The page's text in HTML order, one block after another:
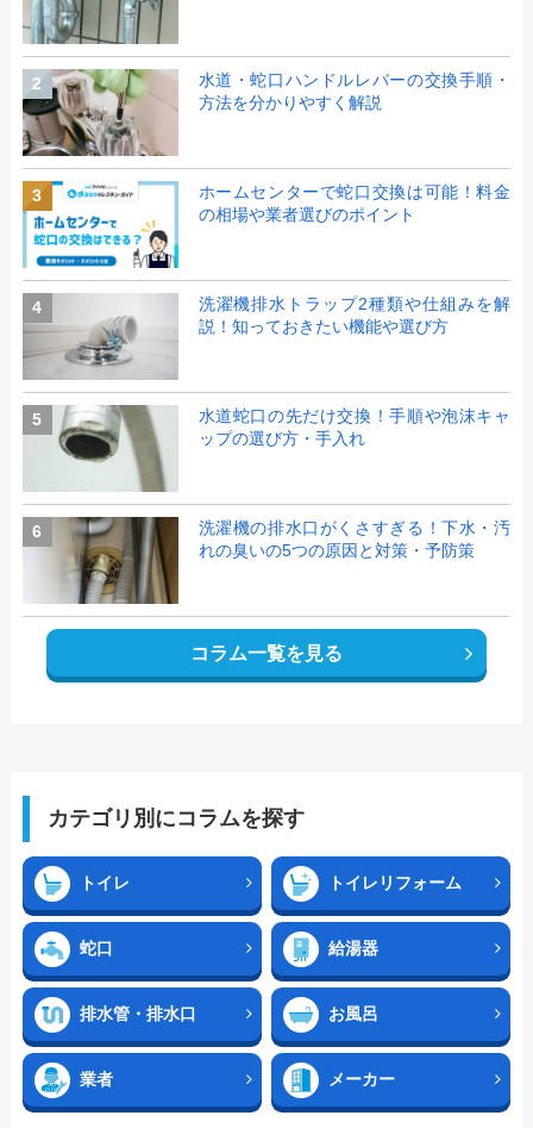
2
水道・蛇口ハンドルレバーの交換手順・
方法を分かりやすく解説
3
ホームセンターで蛇口交換は可能！料金
の相場や業者選びのポイント
4
洗濯機排水トラップ2種類や仕組みを解
説！知っておきたい機能や選び方
5
水道蛇口の先だけ交換！手順や泡沫キャ
ップの選び方・手入れ
6
洗濯機の排水口がくさすぎる！下水・汚
れの臭いの5つの原因と対策・予防策
コラム一覧を見る
カテゴリ別にコラムを探す
トイレ トイレリフォーム
蛇口 給湯器
排水管・排水口 お風呂
業者 メーカー